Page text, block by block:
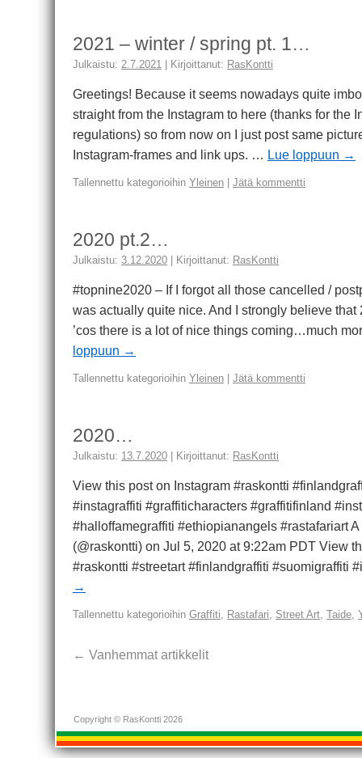
2021 – winter / spring pt. 1…
Julkaistu: 2.7.2021 Kirjoittanut: RasKontti
Greetings! Because it seems nowadays quite
straight from the Instagram to here (thanks for the
regulations) so from now on I just post same
Instagram-frames and link ups. … Lue loppuun →
Tallennettu kategorioihin Yleinen Jätä kommentti
2020 pt.2…
Julkaistu: 3.12.2020 Kirjoittanut: RasKontti
#topnine2020 – If I forgot all those cancelled /
was actually quite nice. And I strongly believe
’cos there is a lot of nice things coming…much
loppuun →
Tallennettu kategorioihin Yleinen Jätä kommentti
2020…
Julkaistu: 13.7.2020 Kirjoittanut: RasKontti
View this post on Instagram #raskontti
#instagraffiti #graffiticharacters #graffitifinland
#halloffamegraffiti #ethiopianangels #rastafariart
(@raskontti) on Jul 5, 2020 at 9:22am PDT View
#raskontti #streetart #finlandgraffiti #suomigraffiti
→
Tallennettu kategorioihin Graffiti, Rastafari, Street Art, Taide,
← Vanhemmat artikkelit
Copyright © RasKontti 2026